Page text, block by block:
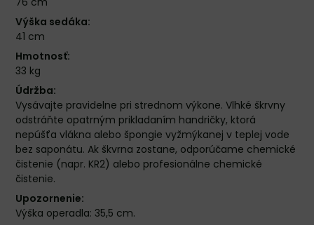
Výška sedáka:
41 cm
Hmotnosť:
33 kg
Údržba:
Vysávajte pravidelne pri strednom výkone. Vlhké škrvny
odstráňte opatrným prikladaním handričky, ktorá
nepúšťa vlákna alebo špongie vyžmýkanej v teplej vode
bez saponátu. Ak škvrna zostane, odporúčame chemické
čistenie (napr. KR2) alebo profesionálne chemické
čistenie.
Upozornenie:
Výška operadla: 35,5 cm.